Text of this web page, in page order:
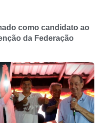
como candidato ao
da Federação